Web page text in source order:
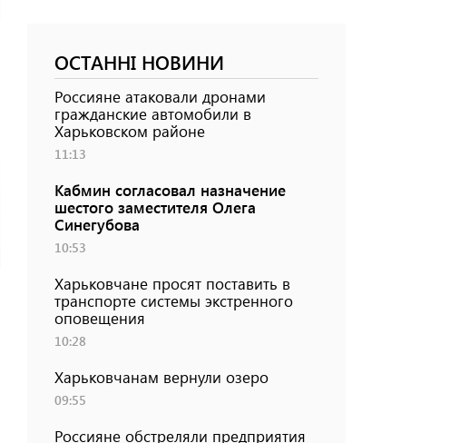
ОСТАННІ НОВИНИ
Россияне атаковали дронами
гражданские автомобили в
Харьковском районе
11:13
Кабмин согласовал назначение
шестого заместителя Олега
Синегубова
10:53
Харьковчане просят поставить в
транспорте системы экстренного
оповещения
10:28
Харьковчанам вернули озеро
09:55
Россияне обстреляли предприятия